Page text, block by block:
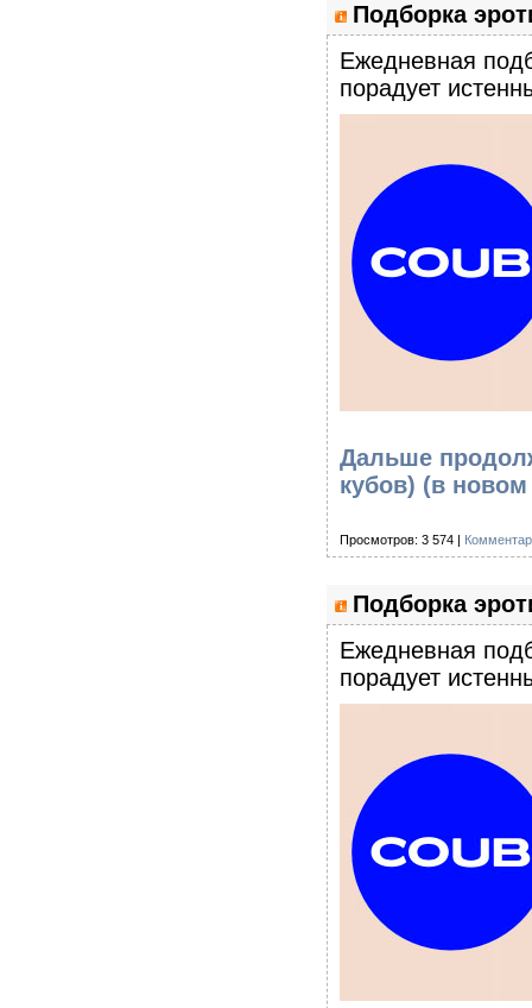
Подборка
Eжедневная
порадует
Дальше
кубов) (в новом
Просмотров: 3 574 |
Подборка
Eжедневная
порадует